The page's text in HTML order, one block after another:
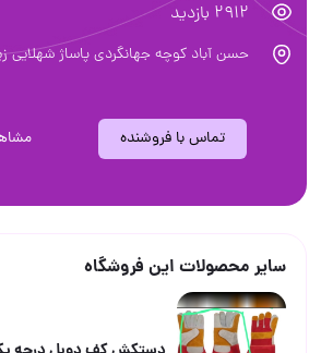
2912 بازدید
حسن آباد کوچه جهانگردی پاساژ شهلایی
تماس با فروشنده
سایر محصولات این فروشگاه